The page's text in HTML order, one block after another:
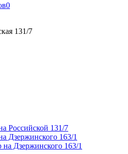
0
131/7
Российской 131/7
Дзержинского 163/1
на Дзержинского 163/1